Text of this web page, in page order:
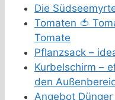
Die
Tomaten 🍅
Tomate
Pflanzsack –
Kurbelschirm –
den
Angebot